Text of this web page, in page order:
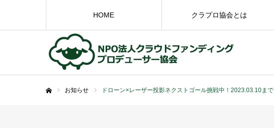
HOME クラプロ協会とは
お知らせ ドローン×レーザー投影ネクストゴール挑戦中！2023.03.10まで